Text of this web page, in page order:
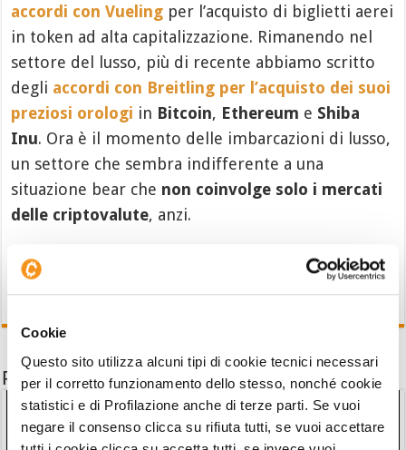
Cookie
Questo sito utilizza alcuni tipi di cookie tecnici necessari
per il corretto funzionamento dello stesso, nonché cookie
statistici e di Profilazione anche di terze parti. Se vuoi
negare il consenso clicca su rifiuta tutti, se vuoi accettare
accordi con Vueling per l’acquisto di biglietti aerei
in token ad alta capitalizzazione. Rimanendo nel
settore del lusso, più di recente abbiamo scritto
degli accordi con Breitling per l’acquisto dei suoi
preziosi orologi in Bitcoin, Ethereum e Shiba
Inu. Ora è il momento delle imbarcazioni di lusso,
un settore che sembra indifferente a una
situazione bear che non coinvolge solo i mercati
delle criptovalute, anzi.
Potrebbe interessarti anche